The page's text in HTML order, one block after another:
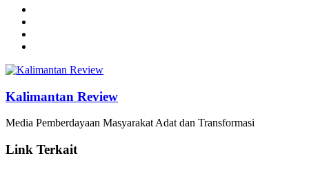
Kalimantan Review
Media Pemberdayaan Masyarakat Adat dan Transformasi
Link Terkait